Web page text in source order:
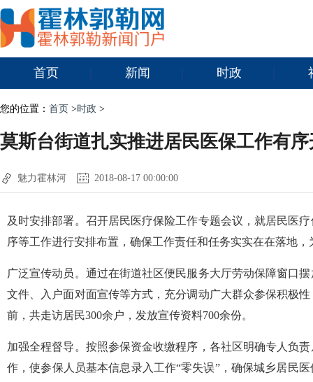
首页 新闻 时政
您的位置： 首页 >时政 >
莫斯台街道扎实推进居民医保工作有
魅力霍林河 2018-08-17 00:00:00
及时安排部署。召开居民医疗保险工作专题会议，就居民医
序等工作进行安排布置，确保工作责任和任务实实在在落地
广泛宣传动员。通过在街道社区便民服务大厅劳动保障窗口
文件、入户面对面宣传等方式，充分调动广大群众参保积极
前，共走访居民300余户，发放宣传资料700余份。
加强全程督导。按照参保资金收缴程序，各社区明确专人负
作，使参保人员基本信息录入工作“零失误”，确保城乡居民